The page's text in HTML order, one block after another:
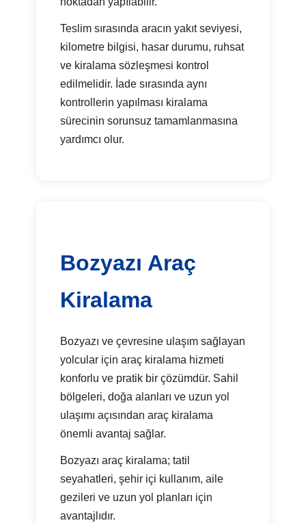
Teslim sırasında aracın yakıt seviyesi,
kilometre bilgisi, hasar durumu, ruhsat
ve kiralama sözleşmesi kontrol
edilmelidir. İade sırasında aynı
kontrollerin yapılması kiralama
sürecinin sorunsuz tamamlanmasına
yardımcı olur.
Bozyazı Araç
Kiralama
Bozyazı ve çevresine ulaşım sağlayan
yolcular için araç kiralama hizmeti
konforlu ve pratik bir çözümdür. Sahil
bölgeleri, doğa alanları ve uzun yol
ulaşımı açısından araç kiralama
önemli avantaj sağlar.
Bozyazı araç kiralama; tatil
seyahatleri, şehir içi kullanım, aile
gezileri ve uzun yol planları için
avantajlıdır.